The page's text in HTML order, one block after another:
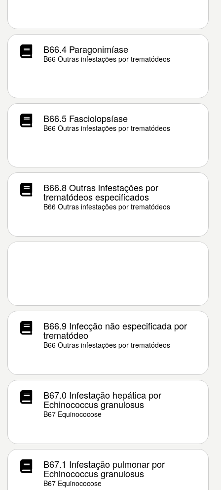
B66.4 Paragonimíase
B66 Outras infestações por trematódeos
B66.5 Fasciolopsíase
B66 Outras infestações por trematódeos
B66.8 Outras infestações por
trematódeos especificados
B66 Outras infestações por trematódeos
B66.9 Infecção não especificada por
trematódeo
B66 Outras infestações por trematódeos
B67.0 Infestação hepática por
Echinococcus granulosus
B67 Equinococose
B67.1 Infestação pulmonar por
Echinococcus granulosus
B67 Equinococose